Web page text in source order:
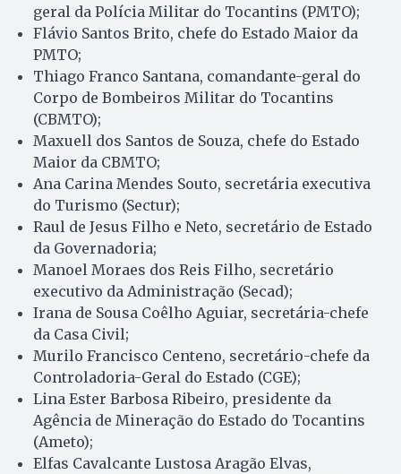
geral da Polícia Militar do Tocantins (PMTO);
Flávio Santos Brito, chefe do Estado Maior da
PMTO;
Thiago Franco Santana, comandante-geral do
Corpo de Bombeiros Militar do Tocantins
(CBMTO);
Maxuell dos Santos de Souza, chefe do Estado
Maior da CBMTO;
Ana Carina Mendes Souto, secretária executiva
do Turismo (Sectur);
Raul de Jesus Filho e Neto, secretário de Estado
da Governadoria;
Manoel Moraes dos Reis Filho, secretário
executivo da Administração (Secad);
Irana de Sousa Coêlho Aguiar, secretária-chefe
da Casa Civil;
Murilo Francisco Centeno, secretário-chefe da
Controladoria-Geral do Estado (CGE);
Lina Ester Barbosa Ribeiro, presidente da
Agência de Mineração do Estado do Tocantins
(Ameto);
Elfas Cavalcante Lustosa Aragão Elvas,